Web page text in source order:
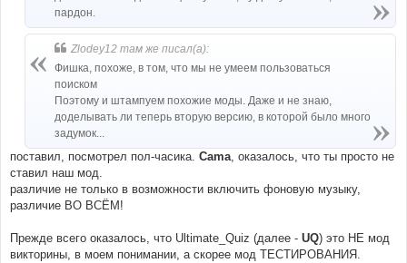
пардон.
Zlodey12 там же писал(а):
Фишка, похоже, в том, что мы не умеем пользоваться
поиском
Поэтому и штампуем похожие моды. Даже и не знаю,
доделывать ли теперь вторую версию, в которой было много
задумок...
поставил, посмотрел пол-часика. Cama, оказалось, что ты просто не
ставил наш мод.
различие не только в возможности включить фоновую музыку,
различие ВО ВСЁМ!
Прежде всего оказалось, что Ultimate_Quiz (далее - UQ) это НЕ мод
викторины, в моем понимании, а скорее мод ТЕСТИРОВАНИЯ.